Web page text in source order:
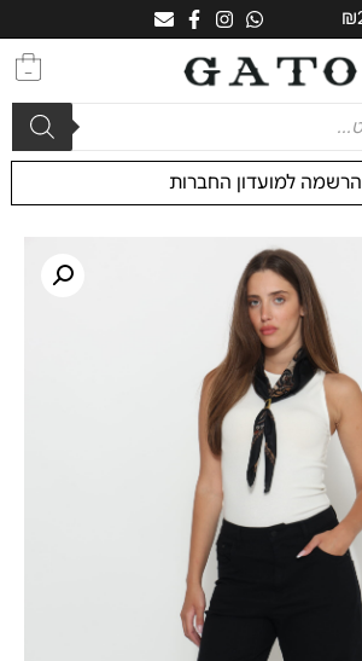
0
הרשמה למועדון החברות